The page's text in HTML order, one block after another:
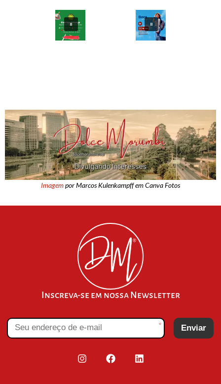
Imagempor Marcos Kulenkampff em Canva Fotos
Inscreva-se em nossa Newsletter
* Enviar